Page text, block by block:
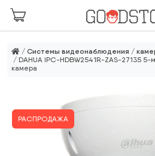
Перейти к основному
/ Системы видеонаблюдения /
/ DAHUA IPC-HDBW2541R-ZAS-27135 5-
камера
РАСПРОДАЖА